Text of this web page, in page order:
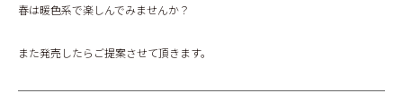
春は暖色系で楽しんでみませんか？
また発売したらご提案させて頂きます。